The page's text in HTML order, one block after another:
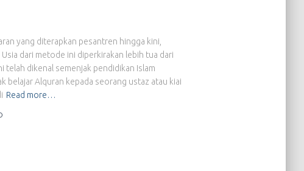
yang diterapkan pesantren hingga kini,
dari metode ini diperkirakan lebih tua dari
dikenal semenjak pendidikan Islam
belajar Alquran kepada seorang ustaz atau kiai
Read more…